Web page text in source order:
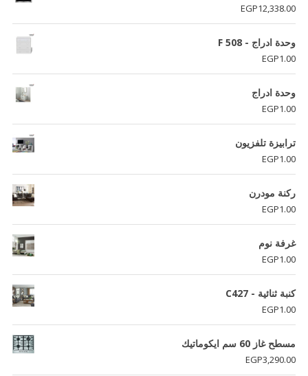
EGP12,338.00
وحدة ادراج - F 508
EGP1.00
وحدة ادراج
EGP1.00
ترابيزة تلفزيون
EGP1.00
ركنة مودرن
EGP1.00
غرفة نوم
EGP1.00
كنبة ثنائية - C427
EGP1.00
مسطح غاز 60 سم ايكوماتيك
EGP3,290.00